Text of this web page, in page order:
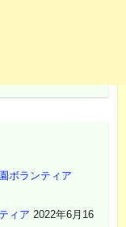
ボランティア
ィア 2022年6月16